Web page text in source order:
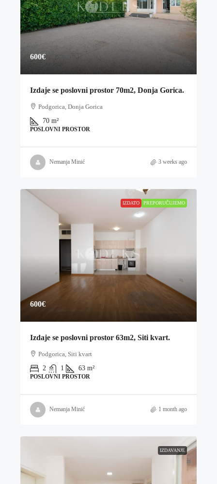
600€
Izdaje se poslovni prostor 70m2, Donja Gorica.
Podgorica, Donja Gorica
70 m²
POSLOVNI PROSTOR
Nemanja Minić 3 weeks ago
IZDATO PREPORUČUJEMO
600€
Izdaje se poslovni prostor 63m2, Siti kvart.
Podgorica, Siti kvart
2
1 63 m²
POSLOVNI PROSTOR
Nemanja Minić 1 month ago
IZDAVANJE